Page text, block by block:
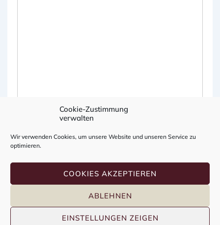
Cookie-Zustimmung
verwalten
Wir verwenden Cookies, um unsere Website und unseren Service zu
optimieren.
COOKIES AKZEPTIEREN
ABLEHNEN
EINSTELLUNGEN ZEIGEN
A
nCopyright © 2026Erding Mallards e.V.| Präsentiert von
Responsive-Theme